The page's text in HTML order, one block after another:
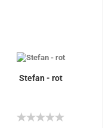
Stefan - rot